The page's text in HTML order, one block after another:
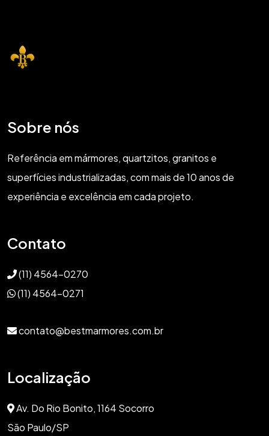
Sobre nós
Referência em mármores, quartzitos, granitos e
superfícies industrializadas, com mais de 10 anos de
experiência e excelência em cada projeto.
Contato
(11) 4564-0270
(11) 4564-0271
contato@bestmarmores.com.br
Localização
Av. Do Rio Bonito, 1164 Socorro
São Paulo/SP